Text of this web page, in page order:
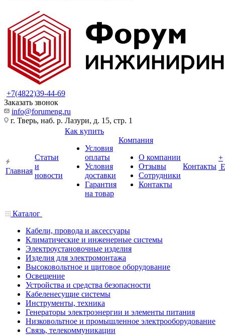
+7(4822)39-44-69
Заказать звонок
info@forumeng.ru
г. Тверь, наб. р. Лазури, д. 15, стр. 1
Главная
Статьи
и
новости
Как купить
Условия
оплаты
Условия
доставки
Гарантия
на товар
Компания
О компании
Отзывы
Сотрудники
Контакты
Контакты
+
Каталог
Кабели, провода и аксессуары
Климатические и инженерные системы
Электроустановочные изделия
Изделия для электромонтажа
Высоковольтное и щитовое оборудование
Освещение
Устройства и средства безопасности
Кабеленесущие системы
Инструменты, техника
Генераторы электроэнергии и элементы питания
Низковольтное и промышленное электрооборудование
Связь, телекоммуникации